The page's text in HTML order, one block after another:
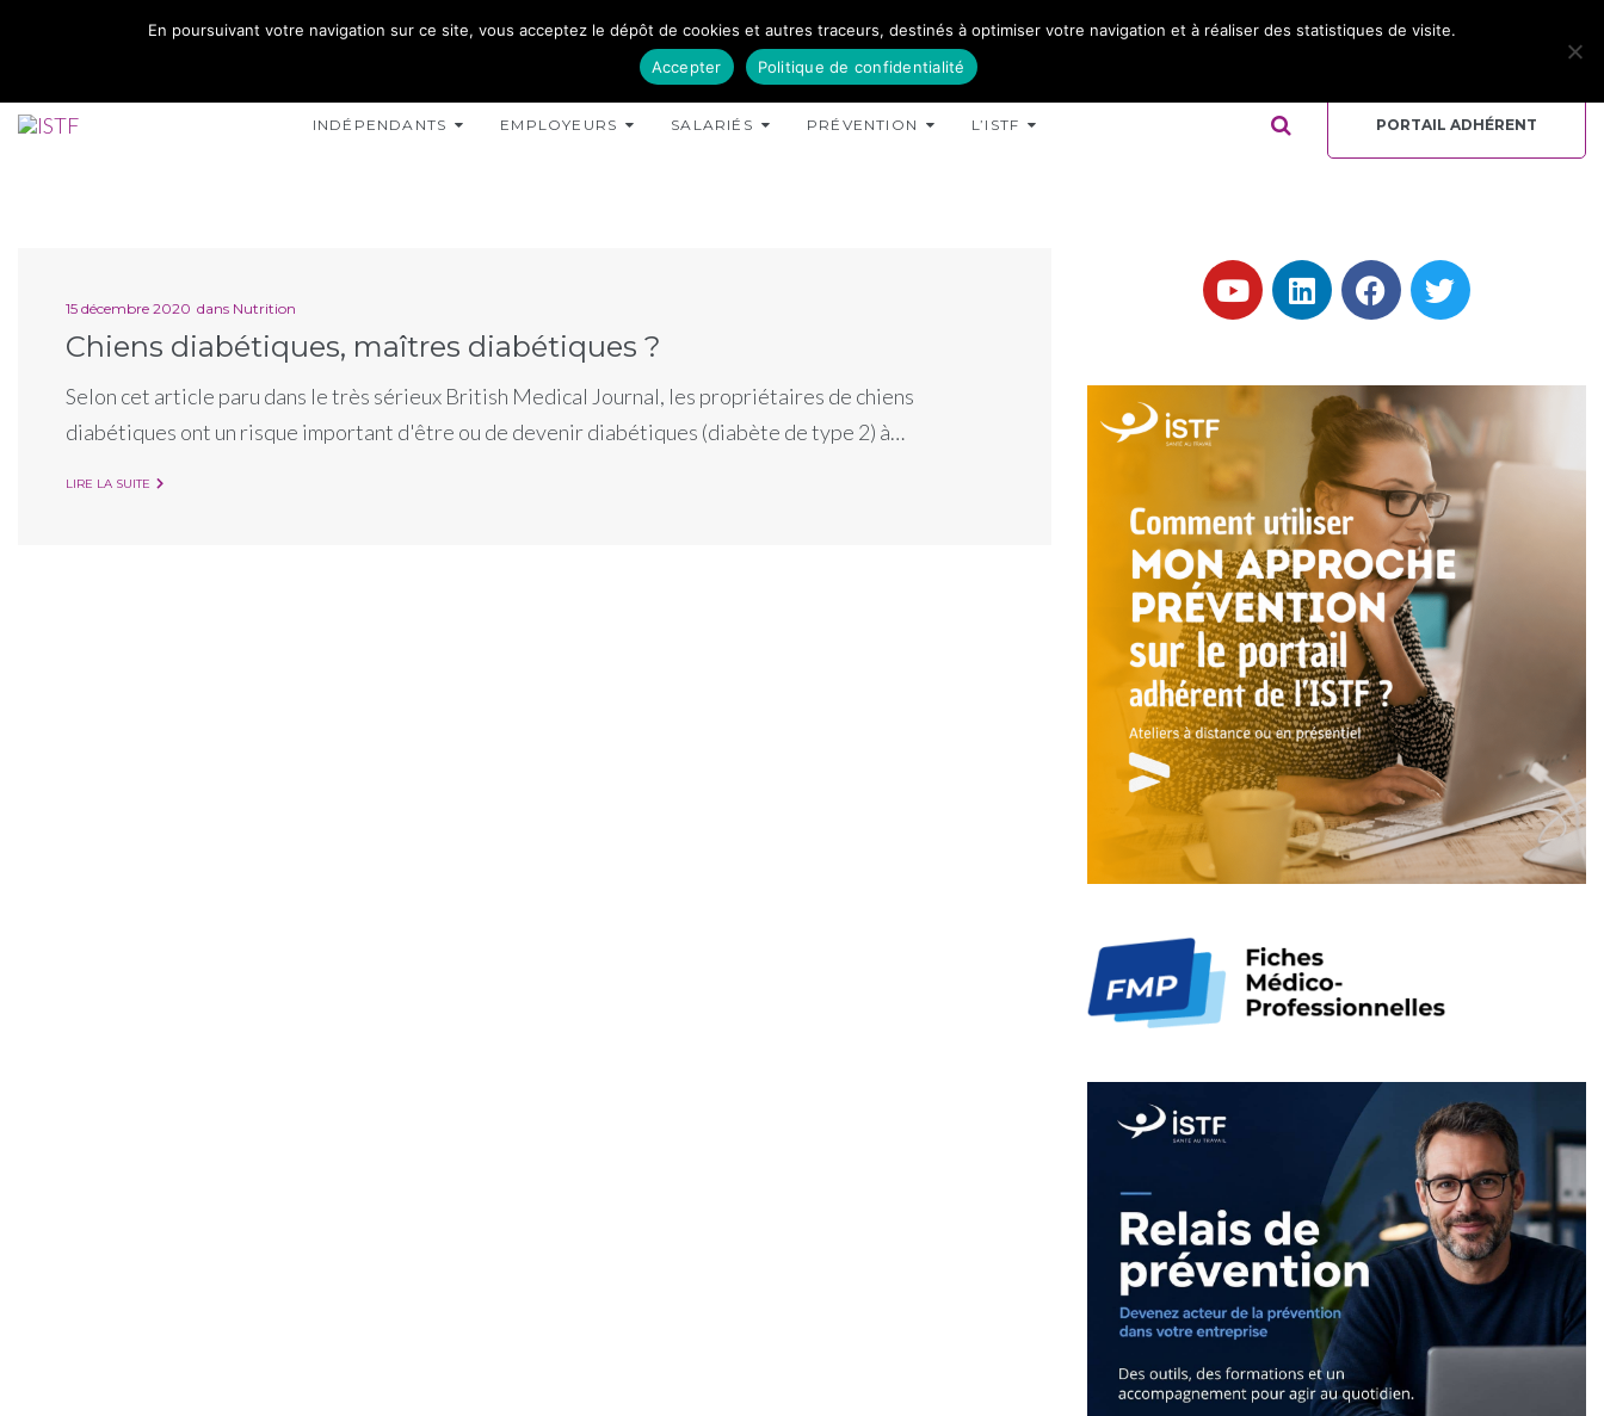
02 35 10 10 32 15 RUE DE L'INONDATION 76400 FÉCAMP ADHÉRER REJOIGNEZ L’ÉQUIPE QUI-SOMMES NOUS ?
INDÉPENDANTS EMPLOYEURS SALARIÉS PRÉVENTION L’ISTF PORTAIL ADHÉRENT
15 décembre 2020 dans Nutrition
Chiens diabétiques, maîtres diabétiques ?
Selon cet article paru dans le très sérieux British Medical Journal, les propriétaires de chiens
diabétiques ont un risque important d'être ou de devenir diabétiques (diabète de type 2) à…
LIRE LA SUITE
En poursuivant votre navigation sur ce site, vous acceptez le dépôt de cookies et autres traceurs, destinés à optimiser votre navigation et à réaliser des statistiques de visite.
Accepter
Politique de confidentialité